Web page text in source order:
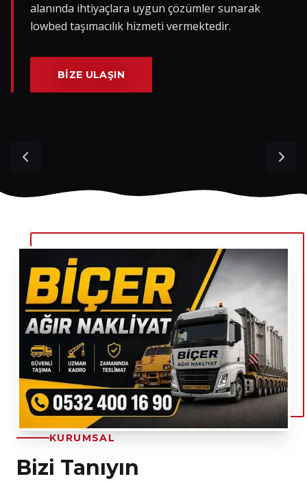
İletişim
alanında ihtiyaçlara uygun çözümler sunarak
lowbed taşımacılık hizmeti vermektedir.
BIZE ULAŞIN
KURUMSAL
Bizi Tanıyın